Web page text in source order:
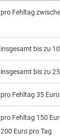
pro Fehltag
insgesamt bis zu
insgesamt bis zu
pro Fehltag 35 Euro
pro Fehltag 150
200 Euro pro Tag